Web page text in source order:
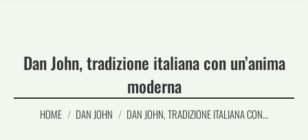
Dan John, tradizione italiana con un’anima
moderna
Tu sei qui:
HOME DAN JOHN DAN JOHN, TRADIZIONE ITALIANA CON…